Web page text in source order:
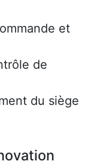
et
de
du siège